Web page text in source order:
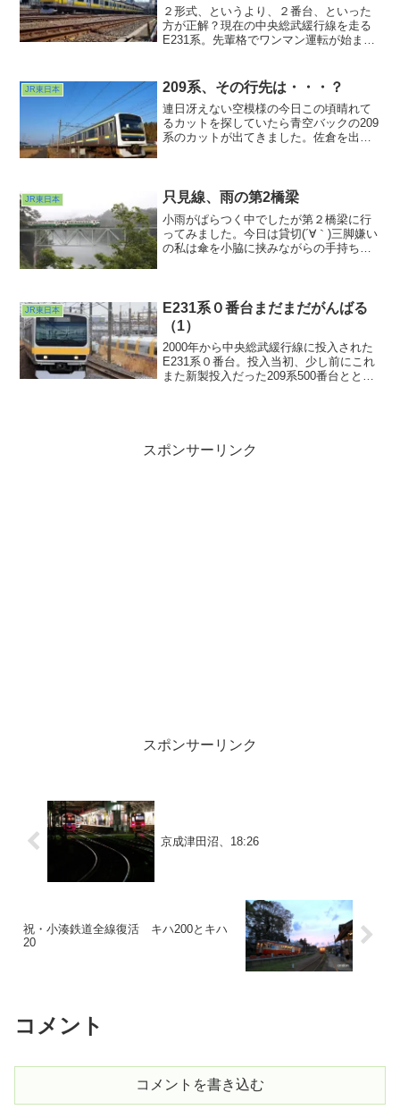
んていうのは不謹慎？？？www
２形式、というより、２番台、といった
方が正解？現在の中央総武緩行線を走る
E231系。先輩格でワンマン運転が始まる
い人はこの２つの車両の違いに気づいて
いないだろうなぁ・・・。ホームで目に
する車体の横っ腹はほぼ同じですからね
ぇ・・・。
JR東日本 209系、その行先は・・・？
連日冴えない空模様の今日この頃晴れて
るカットを探していたら青空バックの209
系のカットが出てきました。佐倉を出発
ったのでしょうか？・...
JR東日本 只見線、雨の第2橋梁
小雨がぱらつく中でしたが第２橋梁に行
ってみました。今日は貸切(´∀｀)三脚嫌い
の私は傘を小脇に挟みながらの手持ち。
日さす中会いたいぞ...
JR東日本
E231系０番台まだまだがんばる
（1）
2000年から中央総武緩行線に投入された
E231系０番台。投入当初、少し前にこれ
また新製投入だった209系500番台ととも
度々取り上げられていたことを思い出し
ます。
スポンサーリンク
スポンサーリンク
京成津田沼、18:26
祝・小湊鉄道全線復活 キハ200とキハ
20
コメント
コメントを書き込む